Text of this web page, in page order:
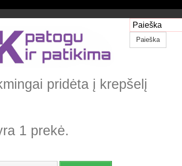
Paieška
pridėta į krepšelį
1 prekė.